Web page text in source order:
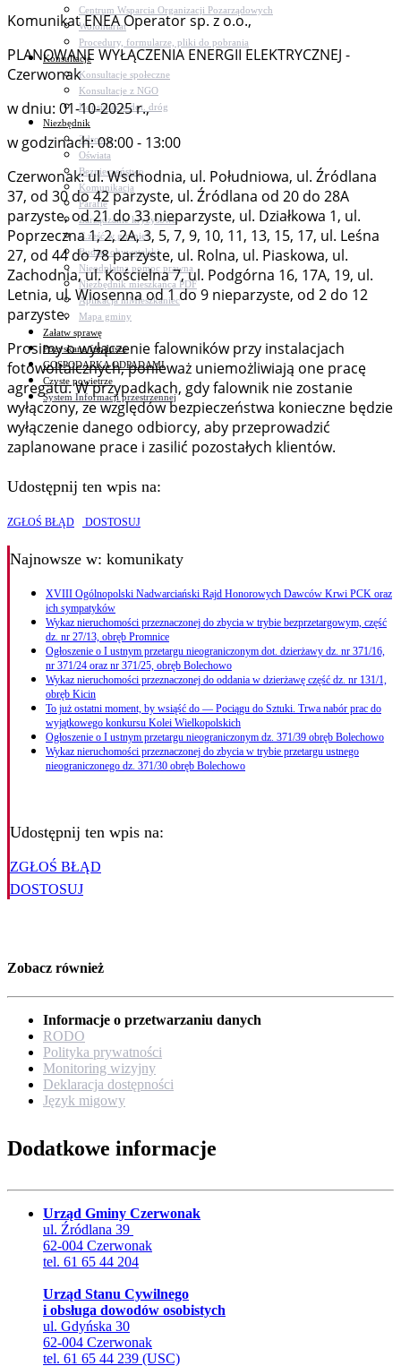
Centrum Wsparcia Organizacji Pozarządowych
Wolontariat
Procedury, formularze, pliki do pobrania
Konsultacje
Konsultacje społeczne
Konsultacje z NGO
Konsultacje dot. dróg
Niezbędnik
Zdrowie
Oświata
Bezpieczeństwo
Komunikacja
Parafie
Zarządzanie kryzysowe
C.ześć w gminie!
Budżet obywatelski
Nieodpłatna pomoc prawna
Niezbędnik mieszkańca PDF
Aplikacja mMieszkaniec
Mapa gminy
Załatw sprawę
Pozyskane fundusze
GOSPODARKA ODPADAMI
Czyste powietrze
System Informacji przestrzennej
Komunikat ENEA Operator sp. z o.o.,
PLANOWANE WYŁĄCZENIA ENERGII ELEKTRYCZNEJ -
Czerwonak
w dniu: 01-10-2025 r.,
w godzinach: 08:00 - 13:00
Czerwonak: ul. Wschodnia, ul. Południowa, ul. Źródlana
37, od 30 do 42 parzyste, ul. Źródlana od 20 do 28A
parzyste, od 21 do 33 nieparzyste, ul. Działkowa 1, ul.
Poprzeczna 1, 2, 2A, 3, 5, 7, 9, 10, 11, 13, 15, 17, ul. Leśna
27, od 44 do 78 parzyste, ul. Rolna, ul. Piaskowa, ul.
Zachodnia, ul. Kościelna 7, ul. Podgórna 16, 17A, 19, ul.
Letnia, ul. Wiosenna od 1 do 9 nieparzyste, od 2 do 12
parzyste.
Prosimy o wyłączenie falowników przy instalacjach
fotowoltaicznych, ponieważ uniemożliwiają one pracę
agregatu. W przypadkach, gdy falownik nie zostanie
wyłączony, ze względów bezpieczeństwa konieczne będzie
wyłączenie danego odbiorcy, aby przeprowadzić
zaplanowane prace i zasilić pozostałych klientów.
Udostępnij ten wpis na:
ZGŁOŚ BŁĄD DOSTOSUJ
Najnowsze w: komunikaty
XVIII Ogólnopolski Nadwarciański Rajd Honorowych Dawców Krwi PCK oraz
ich sympatyków
Wykaz nieruchomości przeznaczonej do zbycia w trybie bezprzetargowym, część
dz. nr 27/13, obręb Promnice
Ogłoszenie o I ustnym przetargu nieograniczonym dot. dzierżawy dz. nr 371/16,
nr 371/24 oraz nr 371/25, obręb Bolechowo
Wykaz nieruchomości przeznaczonej do oddania w dzierżawę część dz. nr 131/1,
obręb Kicin
To już ostatni moment, by wsiąść do — Pociągu do Sztuki. Trwa nabór prac do
wyjątkowego konkursu Kolei Wielkopolskich
Ogłoszenie o I ustnym przetargu nieograniczonym dz. 371/39 obręb Bolechowo
Wykaz nieruchomości przeznaczonej do zbycia w trybie przetargu ustnego
nieograniczonego dz. 371/30 obręb Bolechowo
Udostępnij ten wpis na:
ZGŁOŚ BŁĄD
DOSTOSUJ
Zobacz również
Informacje o przetwarzaniu danych
RODO
Polityka prywatności
Monitoring wizyjny
Deklaracja dostępności
Język migowy
Dodatkowe informacje
Urząd Gminy Czerwonak
ul. Źródlana 39
62-004 Czerwonak
tel. 61 65 44 204
Urząd Stanu Cywilnego
i obsługa dowodów osobistych
ul. Gdyńska 30
62-004 Czerwonak
tel. 61 65 44 239 (USC)